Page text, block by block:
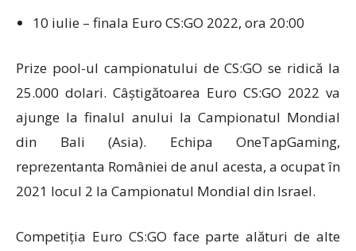
10 iulie – finala Euro CS:GO 2022, ora 20:00
Prize pool-ul campionatului de CS:GO se ridică la
25.000 dolari. Câștigătoarea Euro CS:GO 2022 va
ajunge la finalul anului la Campionatul Mondial
din Bali (Asia). Echipa OneTapGaming,
reprezentanta României de anul acesta, a ocupat în
2021 locul 2 la Campionatul Mondial din Israel.
Competiția Euro CS:GO face parte alături de alte